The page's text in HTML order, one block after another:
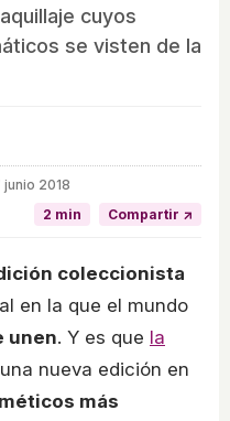
cuyos
se visten de la
2018
2 min
Compartir ↗
coleccionista
en la que el mundo
unen. Y es que la
nueva edición en
más